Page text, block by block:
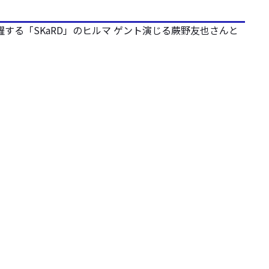
る「SKaRD」のヒルマ ゲント演じる蕨野友也さんと